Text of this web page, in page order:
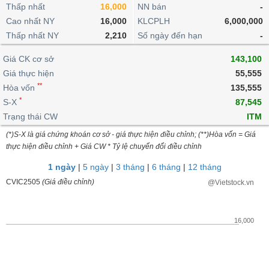
lỗ
dịch
nội
Niên
giám
Tài
liệu
cổ
Định
giá
ngoài
doanh
Top
cổ
phiếu
ngành
dịch
Chứng
quyền
quan
Thống
giao
dịch
Thống
giao
dịch
Tin
tức
Phân
tích
kỹ
thuật
trực
tuyến
Bộ
lọc
cổ
So
Vĩ
mô
lai
Chứng
quyền
Trái
phiếu
IR
Awards
tạo
Dịch
vụ
Thấp nhất
16,000
Cao nhất NY
16,000
Thấp nhất NY
2,210
NN bán
-
KLCPLH
6,000,000
Số ngày đến hạn
-
Giá CK cơ sở
143,100
Giá thực hiện
55,555
Hòa vốn **
135,555
S-X *
87,545
Trạng thái CW
ITM
(*)S-X là giá chứng khoán cơ sở - giá thực hiện điều chỉnh; (**)Hòa vốn = Giá
thực hiện điều chỉnh + Giá CW * Tỷ lệ chuyển đổi điều chỉnh
1 ngày| 5 ngày| 3 tháng | 6 tháng | 12 tháng
CVIC2505 (Giá điều chỉnh) @Vietstock.vn
16,000
BẤT
ĐỘNG
SẢN
TÀI
CHÍNH
HÀNG